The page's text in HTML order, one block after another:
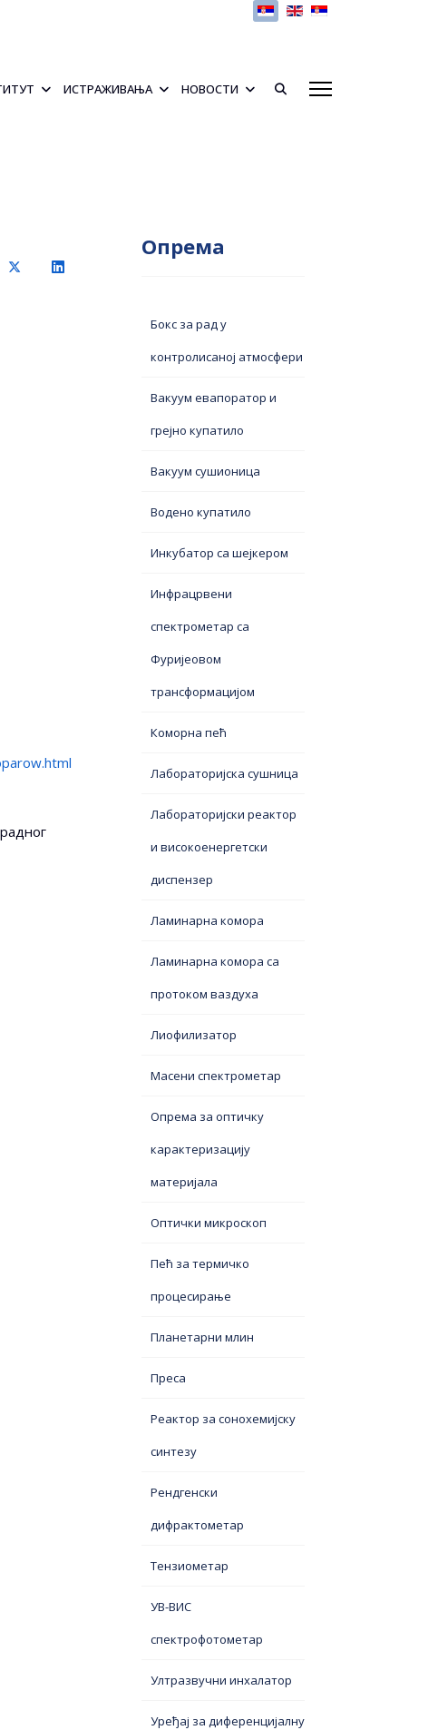
Изаберите ваш језик
ИСТРАЖИВАЊА НОВОСТИ
Опрема
Бокс за рад у
контролисаној атмосфери
Вакуум евапоратор и
грејно купатило
Вакуум сушионица
Водено купатило
Инкубатор са шејкером
Инфрацрвени
спектрометар са
Фуријеовом
трансформацијом
Коморна пећ
Лабораторијска сушница
Лабораторијски реактор
и високоенергетски
диспензер
Ламинарна комора
Ламинарна комора са
протоком ваздуха
Лиофилизатор
Масени спектрометар
Опрема за оптичку
карактеризацију
материјала
Оптички микроскоп
Пећ за термичко
процесирање
Планетарни млин
Преса
Реактор за сонохемијску
синтезу
Рендгенски
дифрактометар
Тензиометар
УВ-ВИС
спектрофотометар
Ултразвучни инхалатор
Уређај за диференцијалну